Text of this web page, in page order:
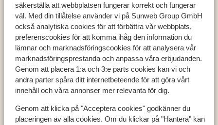
säkerställa att webbplatsen fungerar korrekt och fungerar
väl. Med din tillåtelse använder vi på Sunweb Group GmbH
också analytiska cookies för att förbättra vår webbplats,
preferenscookies för att komma ihåg den information du
lämnar och marknadsföringscookies för att analysera vår
marknadsföringsprestanda och anpassa våra erbjudanden.
Genom att placera 1:a och 3:e parts cookies kan vi och
andra parter spåra ditt internetbeteende för att göra vårt
innehåll och våra annonser mer relevanta för dig.
Genom att klicka på "Acceptera cookies" godkänner du
placeringen av alla cookies. Om du klickar på "Hantera" kan
Populära länder
Grekland
Turkiet
Spanien
Populära regioner
Kreta
Zakynthos